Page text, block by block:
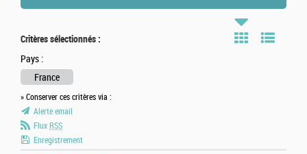
Critères sélectionnés :
Pays :
France
» Conserver ces critères via :
Alerte email
Flux RSS
Enregistrement